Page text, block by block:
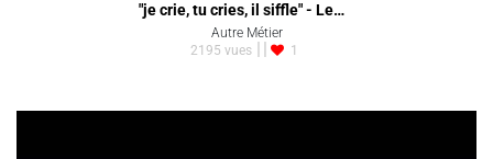
"je crie, tu cries, il siffle" - Le…
Autre Métier
2195 vues
1